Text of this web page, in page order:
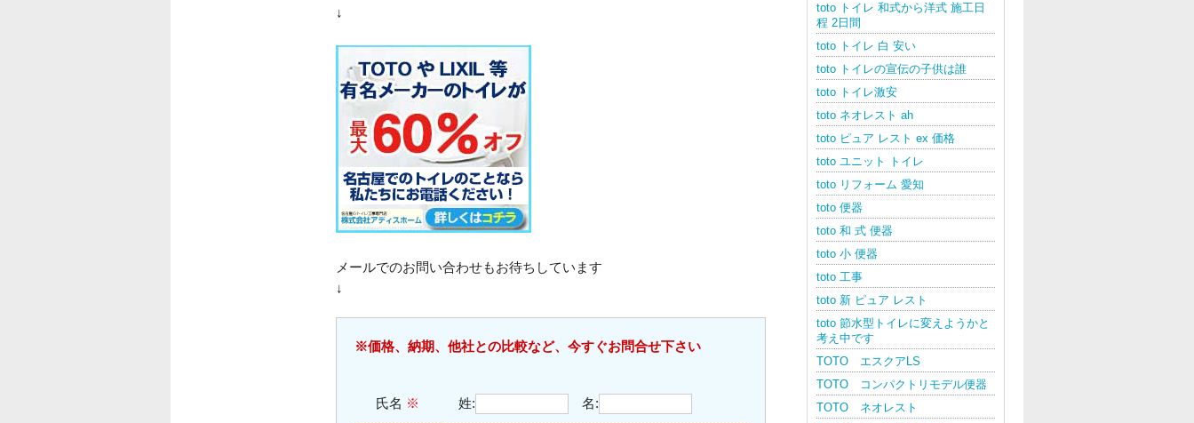
↓
メールでのお問い合わせもお待ちしています
↓
※価格、納期、他社との比較など、今すぐお問合せ下さい
氏名 ※ 姓: 名:
toto トイレ 和式から洋式 施工日
程 2日間
toto トイレ 白 安い
toto トイレの宣伝の子供は誰
toto トイレ激安
toto ネオレスト ah
toto ピュア レスト ex 価格
toto ユニット トイレ
toto リフォーム 愛知
toto 便器
toto 和 式 便器
toto 小 便器
toto 工事
toto 新 ピュア レスト
toto 節水型トイレに変えようかと
考え中です
TOTO エスクアLS
TOTO コンパクトリモデル便器
TOTO ネオレスト